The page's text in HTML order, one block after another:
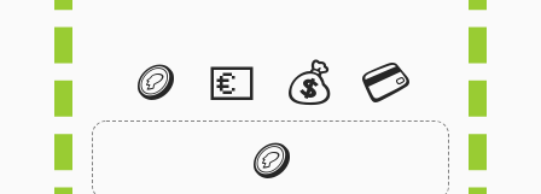
🪙 💶 💰 💳
🪙